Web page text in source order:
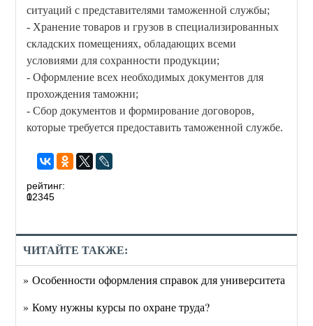
ситуаций с представителями таможенной службы;
- Хранение товаров и грузов в специализированных
складских помещениях, обладающих всеми
условиями для сохранности продукции;
- Оформление всех необходимых документов для
прохождения таможни;
- Сбор документов и формирование договоров,
которые требуется предоставить таможенной службе.
рейтинг:
0
12345
ЧИТАЙТЕ ТАКЖЕ:
» Особенности оформления справок для университета
» Кому нужны курсы по охране труда?